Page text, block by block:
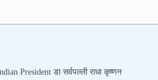
President डा सर्वपल्ली राधा कृष्णन